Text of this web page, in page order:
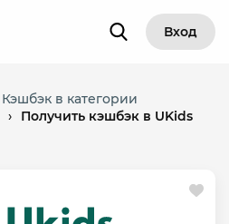
Вход
Кэшбэк в категории
›
Получить кэшбэк в UKids